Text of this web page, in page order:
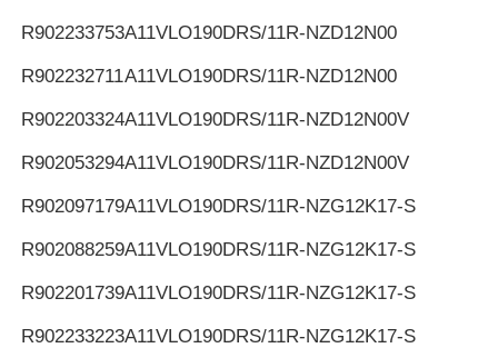
R902233753A11VLO190DRS/11R-NZD12N00
R902232711A11VLO190DRS/11R-NZD12N00
R902203324A11VLO190DRS/11R-NZD12N00V
R902053294A11VLO190DRS/11R-NZD12N00V
R902097179A11VLO190DRS/11R-NZG12K17-S
R902088259A11VLO190DRS/11R-NZG12K17-S
R902201739A11VLO190DRS/11R-NZG12K17-S
R902233223A11VLO190DRS/11R-NZG12K17-S